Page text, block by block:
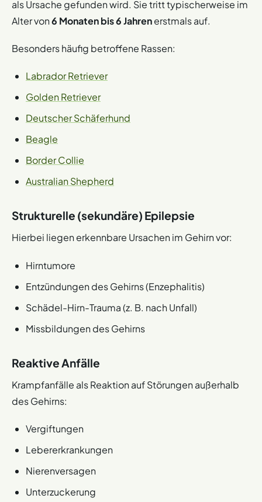
als Ursache gefunden wird. Sie tritt typischerweise im
Alter von6 Monaten bis 6 Jahrenerstmals auf.
Besonders häufig betroffene Rassen:
Labrador Retriever
Golden Retriever
Deutscher Schäferhund
Beagle
Border Collie
Australian Shepherd
Strukturelle (sekundäre) Epilepsie
Hierbei liegen erkennbare Ursachen im Gehirn vor:
Hirntumore
Entzündungen des Gehirns (Enzephalitis)
Schädel-Hirn-Trauma (z. B. nach Unfall)
Missbildungen des Gehirns
Reaktive Anfälle
Krampfanfälle als Reaktion auf Störungen außerhalb
des Gehirns:
Vergiftungen
Lebererkrankungen
Nierenversagen
Unterzuckerung